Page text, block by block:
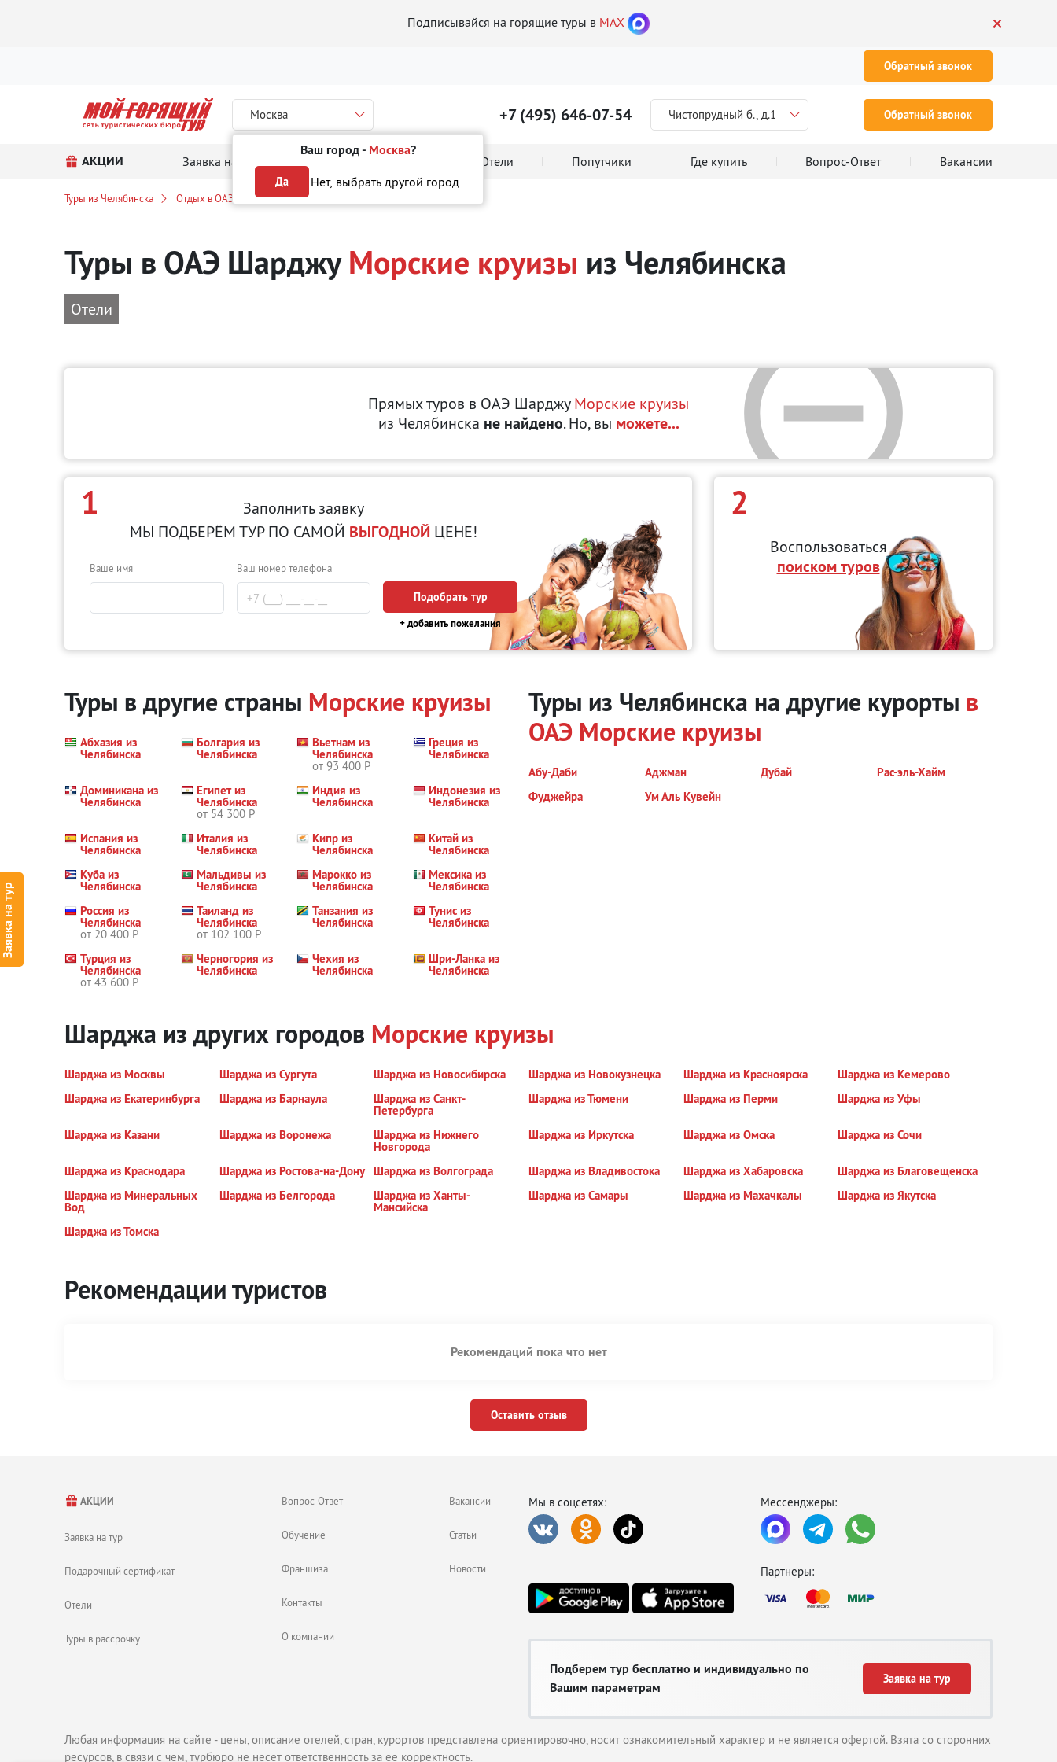
Заявка на тур
Подписывайся на горящие туры в MAX
Обратный звонок
Москва
Ваш город - Москва?
Да Нет, выбрать другой город
+7 (495) 646-07-54 Чистопрудный б., д.1 Обратный звонок
АКЦИИ Заявка на тур Поиск тура онлайн Отели Попутчики Где купить Вопрос-Ответ Вакансии
Туры из Челябинска Отдых в ОАЭ Шарджа
Туры в ОАЭ ШарджуМорские круизы из Челябинска
Отели
Прямых туров в ОАЭ Шарджу Морские круизы
из Челябинска не найдено. Но, вы можете...
1
Заполнить заявку
МЫ ПОДБЕРЁМ ТУР ПО САМОЙ ВЫГОДНОЙ ЦЕНЕ!
Ваше имя Ваш номер телефона
Подобрать тур
+ добавить пожелания
2
Воспользоваться
поиском туров
Туры в другие страны Морские круизы
Абхазия из
Челябинска
Болгария из
Челябинска
Вьетнам из
Челябинска
от 93 400 Р
Греция из
Челябинска
Доминикана из
Челябинска
Египет из
Челябинска
от 54 300 Р
Индия из
Челябинска
Индонезия из
Челябинска
Испания из
Челябинска
Италия из
Челябинска
Кипр из
Челябинска
Китай из
Челябинска
Куба из
Челябинска
Мальдивы из
Челябинска
Марокко из
Челябинска
Мексика из
Челябинска
Россия из
Челябинска
от 20 400 Р
Таиланд из
Челябинска
от 102 100 Р
Танзания из
Челябинска
Тунис из
Челябинска
Турция из
Челябинска
от 43 600 Р
Черногория из
Челябинска
Чехия из
Челябинска
Шри-Ланка из
Челябинска
Туры из Челябинска на другие курорты в
ОАЭ Морские круизы
Абу-Даби Аджман Дубай
Рас-эль-Хайм
Фуджейра
Ум Аль Кувейн
Шарджа из других городов Морские круизы
Шарджа из Москвы Шарджа из Сургута Шарджа из Новосибирска Шарджа из Новокузнецка Шарджа из Красноярска
Шарджа из Кемерово
Шарджа из Екатеринбурга
Шарджа из Барнаула Шарджа из Санкт-
Петербурга
Шарджа из Тюмени Шарджа из Перми Шарджа из Уфы
Шарджа из Казани Шарджа из Воронежа Шарджа из Нижнего
Новгорода
Шарджа из Иркутска Шарджа из Омска Шарджа из Сочи
Шарджа из Краснодара Шарджа из Ростова-на-Дону Шарджа из Волгограда Шарджа из Владивостока Шарджа из Хабаровска
Шарджа из Благовещенска
Шарджа из Минеральных
Вод
Шарджа из Белгорода Шарджа из Ханты-
Мансийска
Шарджа из Самары Шарджа из Махачкалы Шарджа из Якутска
Шарджа из Томска
Рекомендации туристов
Рекомендаций пока что нет
Оставить отзыв
АКЦИИ
Заявка на тур
Подарочный сертификат
Отели
Туры в рассрочку
Вопрос-Ответ
Обучение
Франшиза
Контакты
О компании
Вакансии
Статьи
Новости
Мы в соцсетях: Мессенджеры:
Партнеры:
Подберем тур бесплатно и индивидуально по
Вашим параметрам
Заявка на тур
Любая информация на сайте - цены, описание отелей, стран, курортов представлена ориентировочно, носит ознакомительный характер и не является офертой. Взята со сторонних
ресурсов, в связи с чем, турбюро не несет ответственность за ее корректность.